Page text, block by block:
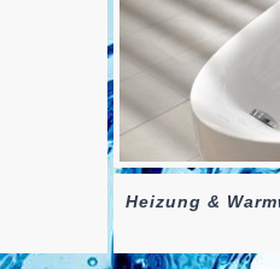
Heizung &